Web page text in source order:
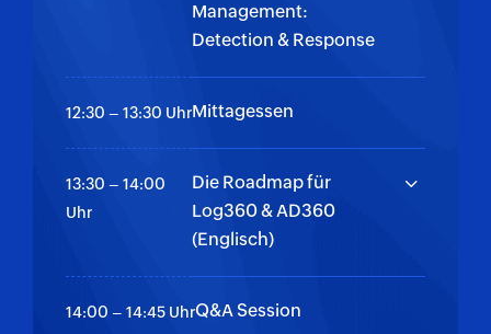
Management:
Detection & Response
12:30 – 13:30 UhrMittagessen
13:30 – 14:00
Uhr
Die Roadmap für
Log360 & AD360
(Englisch)
14:00 – 14:45 UhrQ&A Session